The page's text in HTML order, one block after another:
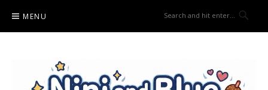
content
MENU